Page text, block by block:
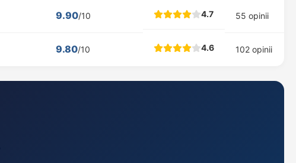
9.90/10 4.7 55 opinii
9.80/10 4.6 102 opinii